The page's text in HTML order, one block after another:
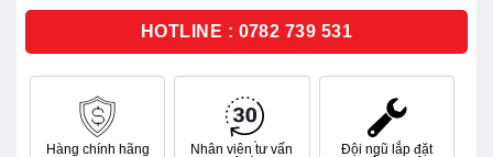
sao
HOTLINE : 0782 739 531
Hàng chính hãng
Nhân viên tư vấn
Đội ngũ lắp đặt